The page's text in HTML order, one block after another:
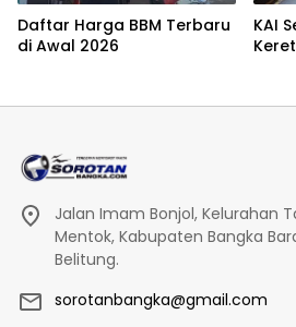
Daftar Harga BBM Terbaru
di Awal 2026
KAI
Jalan Imam Bonjol, Kelurahan
Mentok, Kabupaten Bangka
Belitung.
sorotanbangka@gmail.com